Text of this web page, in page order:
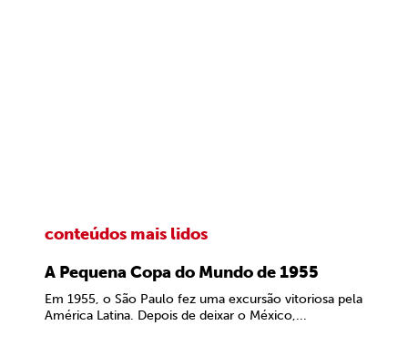
conteúdos mais lidos
A Pequena Copa do Mundo de 1955
Em 1955, o São Paulo fez uma excursão vitoriosa pela
América Latina. Depois de deixar o México,...